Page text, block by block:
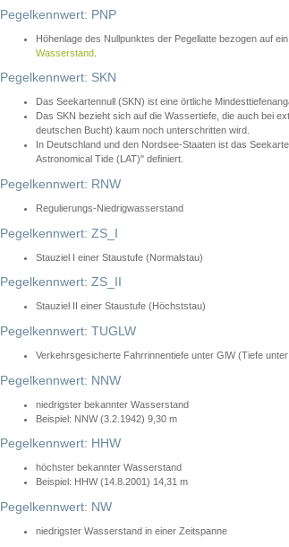
Pegelkennwert: PNP
Höhenlage des Nullpunktes der Pegellatte bezogen auf
Wasserstand
Pegelkennwert: SKN
Das Seekartennull (SKN) ist eine örtliche
Das SKN bezieht sich auf die Wassertiefe, die auch bei
deutschen Bucht) kaum noch unterschritten wird.
In Deutschland und den Nordsee-Staaten ist das
Astronomical Tide (LAT)" definiert.
Pegelkennwert: RNW
Regulierungs-Niedrigwasserstand
Pegelkennwert: ZS_I
Stauziel I einer Staustufe (Normalstau)
Pegelkennwert: ZS_II
Stauziel II einer Staustufe (Höchststau)
Pegelkennwert: TUGLW
Verkehrsgesicherte Fahrrinnentiefe unter GlW (Tiefe
Pegelkennwert: NNW
niedrigster bekannter Wasserstand
Beispiel: NNW (3.2.1942) 9,30 m
Pegelkennwert: HHW
höchster bekannter Wasserstand
Beispiel: HHW (14.8.2001) 14,31 m
Pegelkennwert: NW
niedrigster Wasserstand in einer Zeitspanne